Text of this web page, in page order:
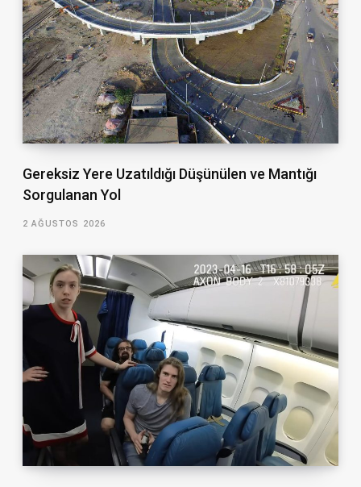
Gereksiz Yere Uzatıldığı Düşünülen ve Mantığı
Sorgulanan Yol
2 AĞUSTOS 2026